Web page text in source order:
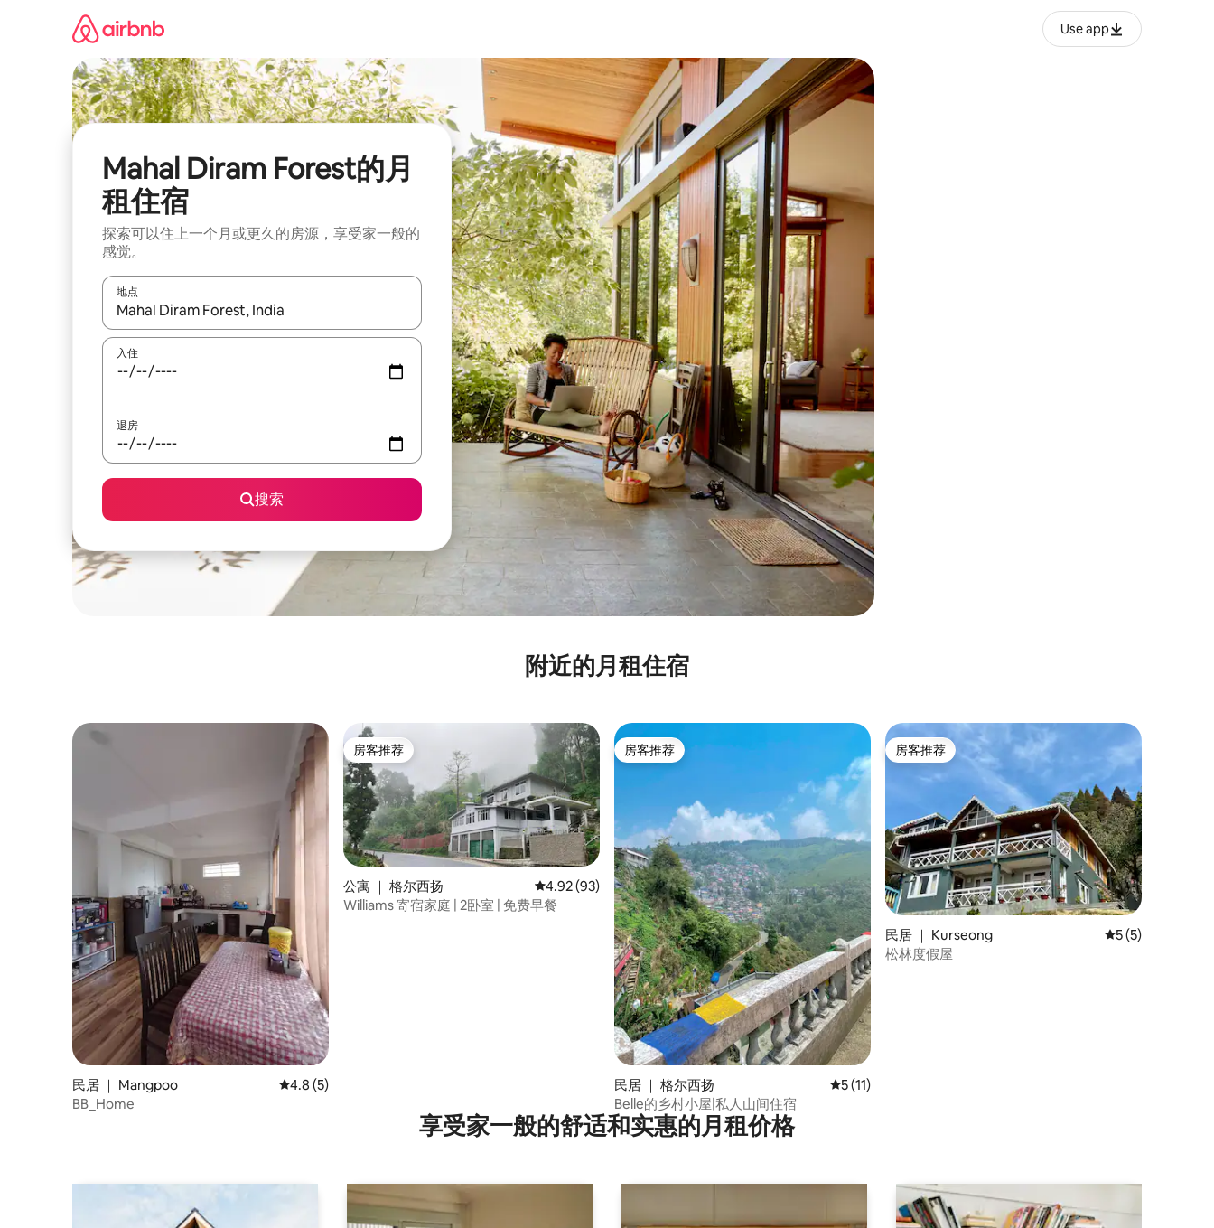
Use app
Mahal Diram Forest的月
租住宿
探索可以住上一个月或更久的房源，享受家一般的
感觉。
地点
如有搜索结果，请使用上下方向键查看，或通过点击或滑动手势浏览。
入住
退房
搜索
附近的月租住宿
民居 ｜ Mangpoo 平均评分 4.8 分（满分 5 分），共 5 条评价
4.8 (5)
BB_Home
房客推荐
房客推荐
公寓 ｜ 格尔西扬 平均评分 4.92 分（满分 5 分），共 93 条评价
4.92 (93)
Williams 寄宿家庭 | 2卧室 | 免费早餐
房客推荐
房客推荐
民居 ｜ 格尔西扬 平均评分 5 分（满分 5 分），共 11 条评价
5 (11)
Belle的乡村小屋|私人山间住宿
房客推荐
房客推荐
民居 ｜ Kurseong 平均评分 5 分（
5 (5)
松林度假屋
享受家一般的舒适和实惠的月租价格